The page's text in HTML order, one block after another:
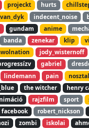
projeckt hurts
indecent_noise
gundam anime
banda zenekar klip
jody_wisternoff
gabriel
lindemann pain
the witcher henry
rajzfilm sport
facebook robert_nickson
zombi iskolai